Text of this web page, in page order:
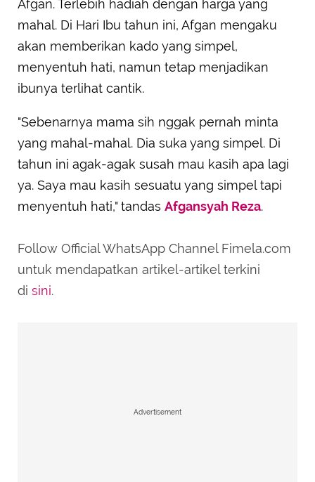
Afgan. Terlebih hadiah dengan harga yang
mahal. Di Hari Ibu tahun ini, Afgan mengaku
akan memberikan kado yang simpel,
menyentuh hati, namun tetap menjadikan
ibunya terlihat cantik.
"Sebenarnya mama sih nggak pernah minta
yang mahal-mahal. Dia suka yang simpel. Di
tahun ini agak-agak susah mau kasih apa lagi
ya. Saya mau kasih sesuatu yang simpel tapi
menyentuh hati," tandas Afgansyah Reza.
Follow Official WhatsApp Channel Fimela.com
untuk mendapatkan artikel-artikel terkini
di sini.
Advertisement